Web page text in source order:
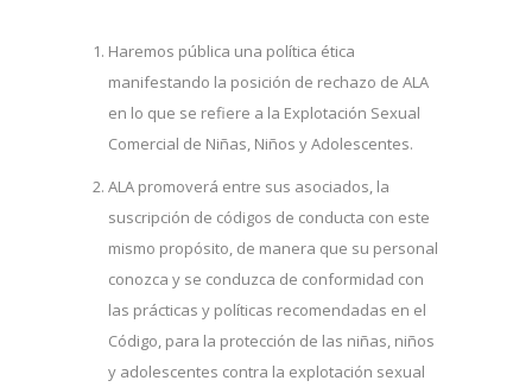
Haremos pública una política ética
manifestando la posición de rechazo de ALA
en lo que se refiere a la Explotación Sexual
Comercial de Niñas, Niños y Adolescentes.
ALA promoverá entre sus asociados, la
suscripción de códigos de conducta con este
mismo propósito, de manera que su personal
conozca y se conduzca de conformidad con
las prácticas y políticas recomendadas en el
Código, para la protección de las niñas, niños
y adolescentes contra la explotación sexual